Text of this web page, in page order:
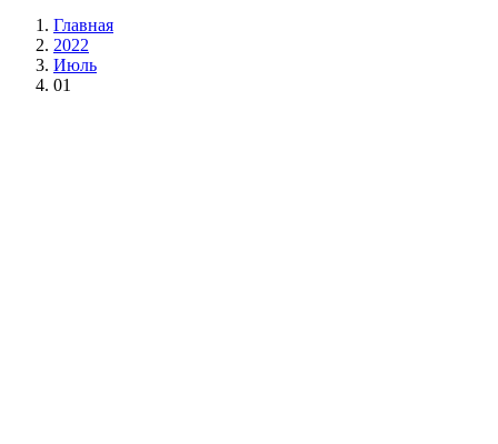
Главная
2022
Июль
01